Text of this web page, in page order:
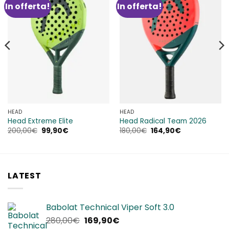
In offerta!
Aggiungi
alla lista
desideri
HEAD
Head Extreme Elite
200,00€ Il
prezzo
99,90€Il
In offerta!
Aggiungi
alla lista
dei
desideri
HEAD
Head Radical Team 2026
180,00€ Il
prezzo
164,90€Il
LATEST
Babolat Technical Viper Soft 3.0
280,00€ Il
169,90€Il